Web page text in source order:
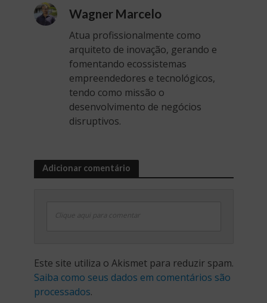
Wagner Marcelo
Atua profissionalmente como
arquiteto de inovação, gerando e
fomentando ecossistemas
empreendedores e tecnológicos,
tendo como missão o
desenvolvimento de negócios
disruptivos.
Adicionar comentário
Clique aqui para comentar
Este site utiliza o Akismet para reduzir spam.
Saiba como seus dados em comentários são
processados.